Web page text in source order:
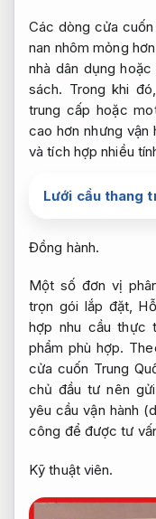
Các dòng cửa
nan nhôm mỏng
nhà dân dụng
sách. Trong khi đó,
trung cấp hoặc
cao hơn nhưng vận
và tích hợp nhiều
Lưới cầu thang
Đồng hành.
Một số đơn vị
trọn gói lắp đặt,
hợp nhu cầu thực
phẩm phù hợp.
cửa cuốn Trung
chủ đầu tư nên
yêu cầu vận hành
công để được tư
Kỹ thuật viên.